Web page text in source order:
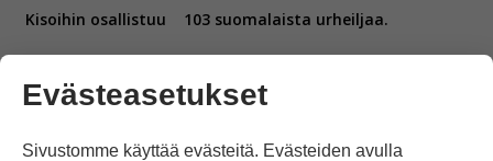
Kisoihin osallistuu 103 suomalaista urheiljaa.
Evästeasetukset
Sivustomme käyttää evästeitä. Evästeiden avulla